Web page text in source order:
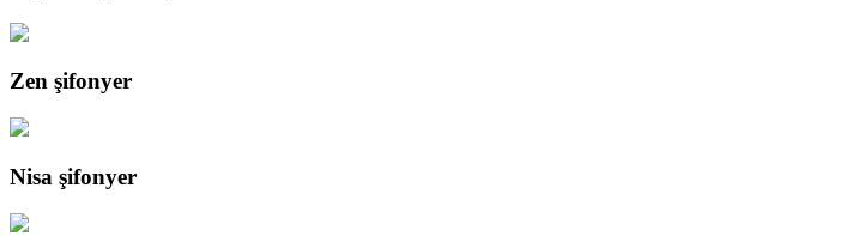
Zen şifonyer
Nisa şifonyer